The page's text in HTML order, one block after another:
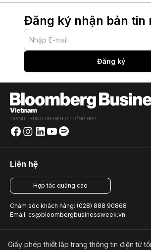
Đăng ký nhận bản tin
Đăng ký
Liên hệ
Hợp tác quảng cáo
Chăm sóc khách hàng: (028) 888 90868
Email: cs@bloombergbusinessweek.vn
Giấy phép thiết lập trang thông tin điện tử